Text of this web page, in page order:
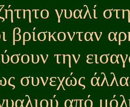
γυαλί
βρίσκονταν
την
συνεχώς
από